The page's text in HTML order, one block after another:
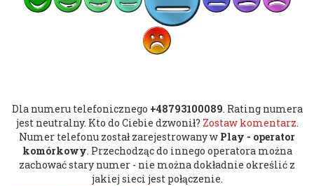
Dla numeru telefonicznego +48793100089. Rating numera
jest neutralny. Kto do Ciebie dzwonił? Zostaw komentarz.
Numer telefonu został zarejestrowany w Play - operator
komórkowy. Przechodząc do innego operatora można
zachować stary numer - nie można dokładnie określić z
jakiej sieci jest połączenie.